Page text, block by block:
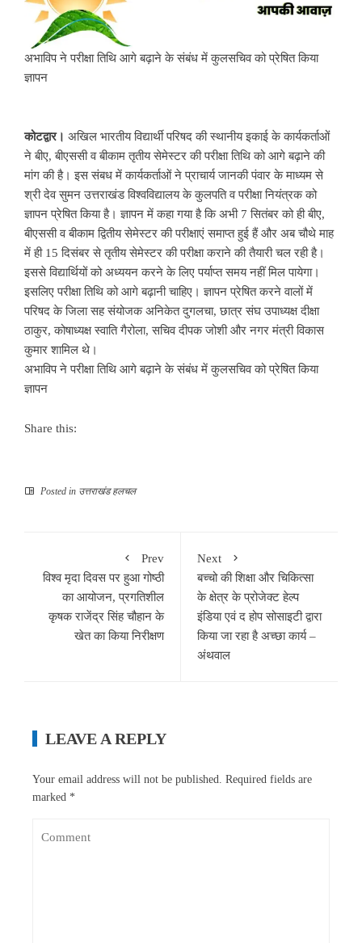
अभाविप ने परीक्षा तिथि आगे बढ़ाने के संबंध में कुलसचिव को प्रेषित किया
ज्ञापन
कोटद्वार। अखिल भारतीय विद्यार्थी परिषद की स्थानीय इकाई के कार्यकर्ताओं
ने बीए, बीएससी व बीकाम तृतीय सेमेस्टर की परीक्षा तिथि को आगे बढ़ाने की
मांग की है। इस संबध में कार्यकर्ताओं ने प्राचार्य जानकी पंवार के माध्यम से
श्री देव सुमन उत्तराखंड विश्वविद्यालय के कुलपति व परीक्षा नियंत्रक को
ज्ञापन प्रेषित किया है। ज्ञापन में कहा गया है कि अभी 7 सितंबर को ही बीए,
बीएससी व बीकाम द्वितीय सेमेस्टर की परीक्षाएं समाप्त हुई हैं और अब चौथे माह
में ही 15 दिसंबर से तृतीय सेमेस्टर की परीक्षा कराने की तैयारी चल रही है।
इससे विद्यार्थियों को अध्ययन करने के लिए पर्याप्त समय नहीं मिल पायेगा।
इसलिए परीक्षा तिथि को आगे बढ़ानी चाहिए। ज्ञापन प्रेषित करने वालों में
परिषद के जिला सह संयोजक अनिकेत दुगलचा, छात्र संघ उपाध्यक्ष दीक्षा
ठाकुर, कोषाध्यक्ष स्वाति गैरोला, सचिव दीपक जोशी और नगर मंत्री विकास
कुमार शामिल थे।
अभाविप ने परीक्षा तिथि आगे बढ़ाने के संबंध में कुलसचिव को प्रेषित किया
ज्ञापन
Share this:
Posted in उत्तराखंड हलचल
Prev
विश्व मृदा दिवस पर हुआ गोष्ठी
का आयोजन, प्रगतिशील
कृषक राजेंद्र सिंह चौहान के
खेत का किया निरीक्षण
Next
बच्चो की शिक्षा और चिकित्सा
के क्षेत्र के प्रोजेक्ट हेल्प
इंडिया एवं द होप सोसाइटी द्वारा
किया जा रहा है अच्छा कार्य –
अंथवाल
LEAVE A REPLY
Your email address will not be published. Required fields are
marked *